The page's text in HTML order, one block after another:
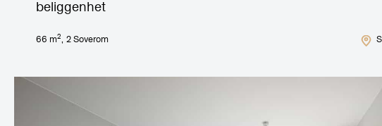
beliggenhet
66 m2 2Soverom